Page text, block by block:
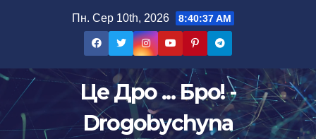
Пн. Сер 10th, 2026 8:40:38 AM
Це Дро ... Бро! -
Drogobychyna